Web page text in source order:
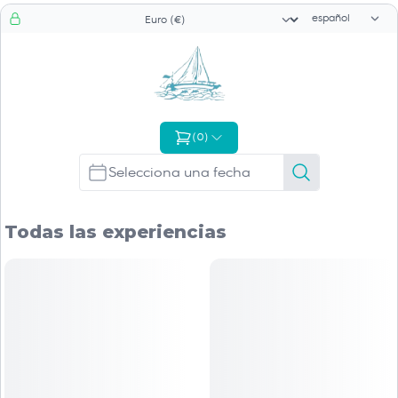
Selector de moneda Selector de
(0)
Todas las experiencias